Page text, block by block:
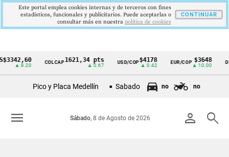
Cintillo
Colombia
COLCAP1621,34 pts USD/COP$4178
▲ 0.42
EUR/COP $3648
▲ 10.00
Pico y Placa Medellín Sabado no no
person search
Sábado, 8 de Agosto de 2026
menu
Este portal emplea cookies internas y de terceros con fines
estadísticos, funcionales y publicitarios. Puede aceptarlas o
consultar más en nuestra politica de cookies
CONTINUAR